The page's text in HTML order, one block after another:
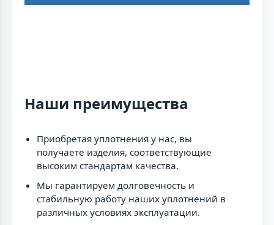
Наши преимущества
Приобретая уплотнения у нас, вы
получаете изделия, соответствующие
высоким стандартам качества.
Мы гарантируем долговечность и
стабильную работу наших уплотнений в
различных условиях эксплуатации.